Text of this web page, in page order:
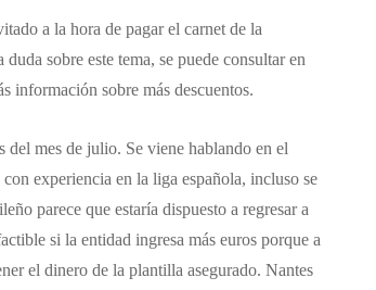
a la hora de pagar el carnet de la
sobre este tema, se puede consultar en
información sobre más descuentos.
del mes de julio. Se viene hablando en el
experiencia en la liga española, incluso se
parece que estaría dispuesto a regresar a
si la entidad ingresa más euros porque a
el dinero de la plantilla asegurado. Nantes